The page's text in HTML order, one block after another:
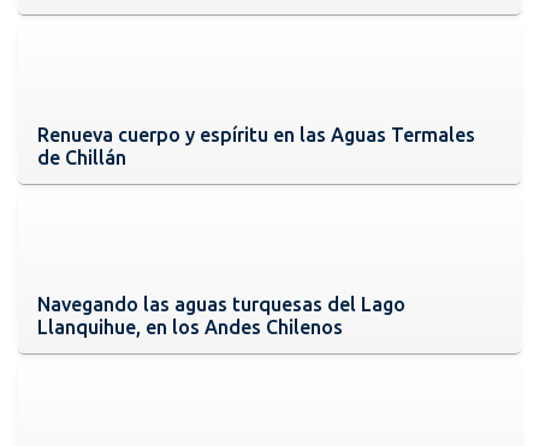
Renueva cuerpo y espíritu en las Aguas Termales
de Chillán
Navegando las aguas turquesas del Lago
Llanquihue, en los Andes Chilenos